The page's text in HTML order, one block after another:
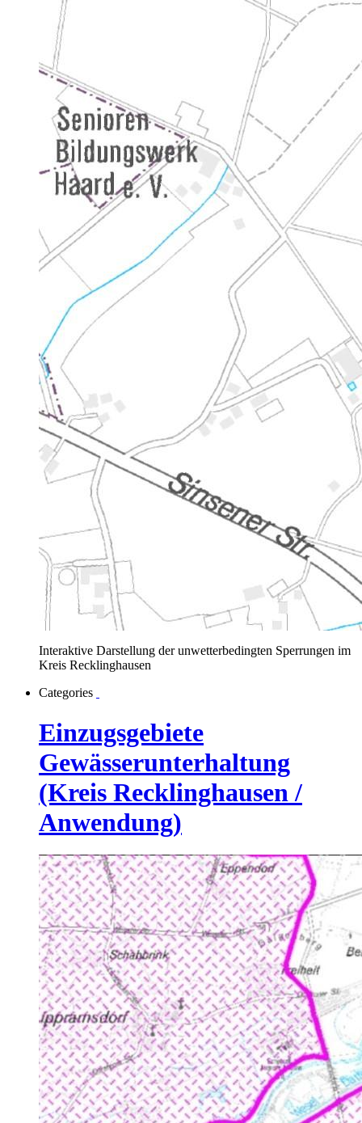
Interaktive Darstellung der unwetterbedingten Sperrungen im
Kreis Recklinghausen
Categories
Einzugsgebiete
Gewässerunterhaltung
(Kreis Recklinghausen /
Anwendung)